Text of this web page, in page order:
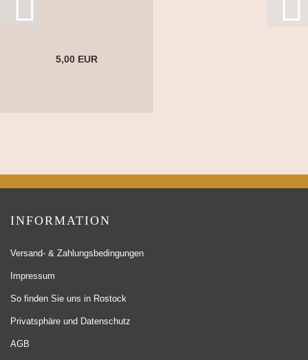
5,00 EUR
INFORMATION
Versand- & Zahlungsbedingungen
Impressum
So finden Sie uns in Rostock
Privatsphäre und Datenschutz
AGB